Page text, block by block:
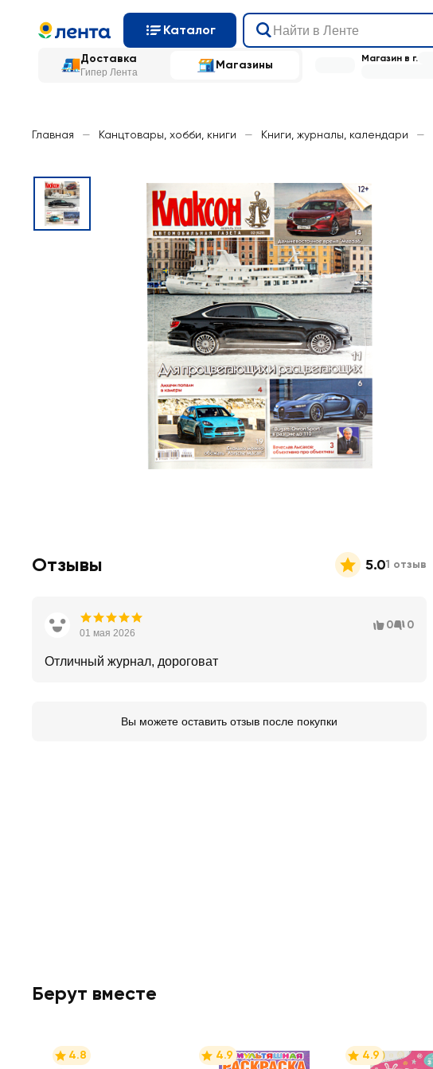
Каталог
Доставка
Гипер Лента
Магазины Магазин в г.
Главная — Канцтовары, хобби, книги — Книги, журналы, календари —
Отзывы 5.01 отзыв
01 мая 2026
0 0
Отличный журнал, дороговат
Вы можете оставить отзыв после покупки
Берут вместе
4.8 4.9 4.9